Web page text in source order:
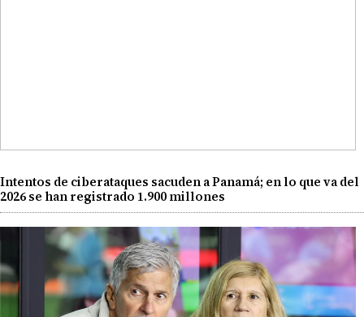
Intentos de ciberataques sacuden a Panamá; en lo que va del
2026 se han registrado 1.900 millones